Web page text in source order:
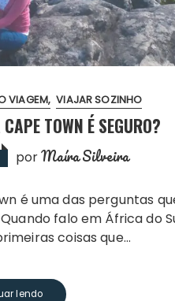
VIAGEM VIAJAR SOZINHO
TOWN É SEGURO?
porMaíra Silveira
falo em África do
coisas que…
lendo